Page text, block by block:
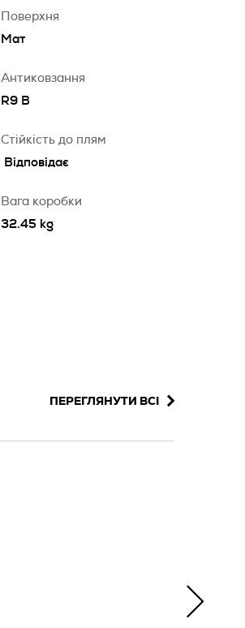
Поверхня
Мат
Антиковзання
R9 B
Стійкість до плям
Відповідає
Вага коробки
32.45 kg
ПЕРЕГЛЯНУТИ ВСІ